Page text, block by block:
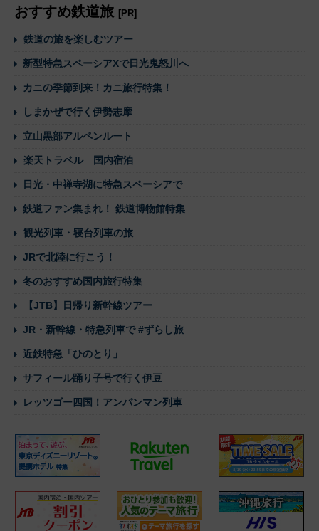
おすすめ鉄道旅 [PR]
鉄道の旅を楽しむツアー
新型特急スペーシアXで日光鬼怒川へ
カニの季節到来！カニ旅行特集！
しまかぜで行く伊勢志摩
立山黒部アルペンルート
楽天トラベル 国内宿泊
日光・中禅寺湖に特急スペーシアで
鉄道ファン集まれ！ 鉄道博物館特集
観光列車・寝台列車の旅
JRで北陸に行こう！
冬のおすすめ国内旅行特集
【JTB】日帰り新幹線ツアー
JR・新幹線・特急列車で #ずらし旅
近鉄特急「ひのとり」
サフィール踊り子号で行く伊豆
レッツゴー四国！アンパンマン列車